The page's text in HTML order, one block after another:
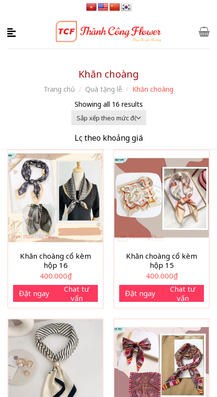
content
Khăn choàng
Trang chủ / Quà tặng lễ / Khăn choàng
Showing all 16 results
Lọc theo khoảng giá
Khăn choàng cổ kèm
hộp 16
400.000₫
Đặt ngay
Chat tư
vấn
Khăn choàng cổ kèm
hộp 15
400.000₫
Đặt ngay
Chat tư
vấn